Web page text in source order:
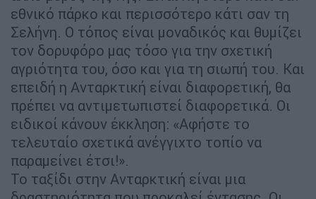
εθνικό πάρκο και περισσότερο κάτι σαν τη
Σελήνη. Ο τόπος είναι μοναδικός και θυμίζει
τον δορυφόρο μας τόσο για την σχετική
αγριότητα του, όσο και για τη σιωπή του. Και
επειδή η Ανταρκτική είναι διαφορετική, θα
πρέπει να αντιμετωπιστεί διαφορετικά. Οι
ειδικοί κάνουν έκκληση: «Αφήστε το
τελευταίο σχετικά ανέγγιχτο τοπίο να
παραμείνει έτσι!».
Το ταξίδι στην Ανταρκτική είναι μια